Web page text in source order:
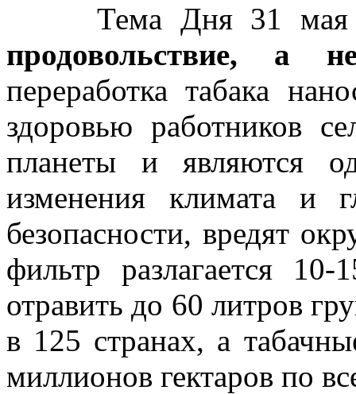
Тема Дня 31 мая
продовольствие, а
переработка табака
здоровью работников
планеты и являются
изменения климата и
безопасности, вредят
фильтр разлагается
отравить до 60 литров
в 125 странах, а
миллионов гектаров по